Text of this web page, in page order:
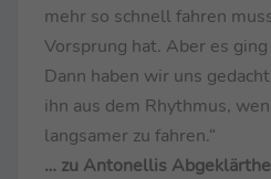
mehr so schnell fahren
Vorsprung hat. Aber es
Dann haben wir uns
ihn aus dem Rhythmus,
langsamer zu fahren.“
… zu Antonellis